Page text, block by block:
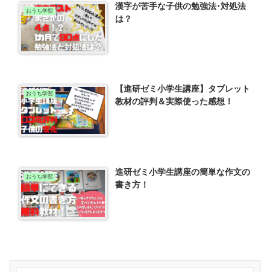
おうち学習
漢字が苦手な子供の勉強法･対処法
は？
おうち学習
【進研ゼミ小学生講座】タブレット
教材の評判＆実際使った感想！
おうち学習
進研ゼミ小学生講座の簡単な作文の
書き方！